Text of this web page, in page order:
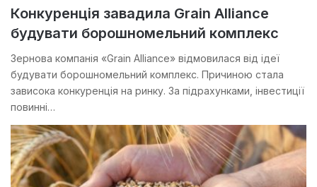
Конкуренція завадила Grain Alliance
будувати борошномельний комплекс
Зернова компанія «Grain Alliance» відмовилася від ідеї
будувати борошномельний комплекс. Причиною стала
зависока конкуренція на ринку. За підрахунками, інвестиції
повинні…